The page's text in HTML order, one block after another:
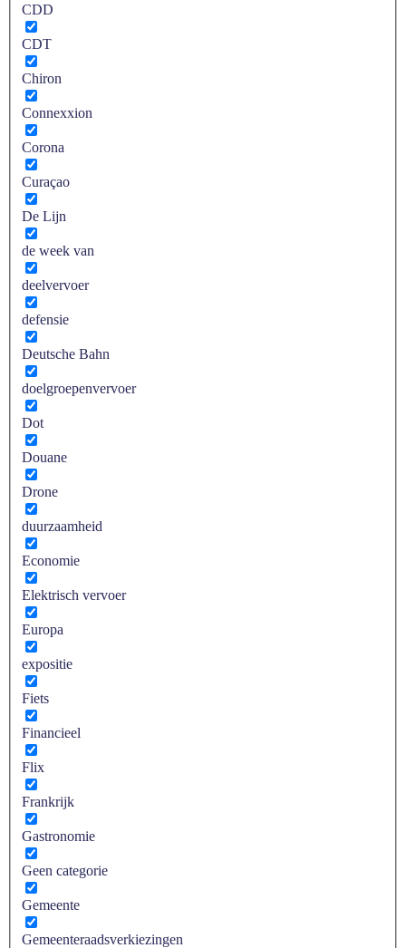
CDD
CDT
Chiron
Connexxion
Corona
Curaçao
De Lijn
de week van
deelvervoer
defensie
Deutsche Bahn
doelgroepenvervoer
Dot
Douane
Drone
duurzaamheid
Economie
Elektrisch vervoer
Europa
expositie
Fiets
Financieel
Flix
Frankrijk
Gastronomie
Geen categorie
Gemeente
Gemeenteraadsverkiezingen